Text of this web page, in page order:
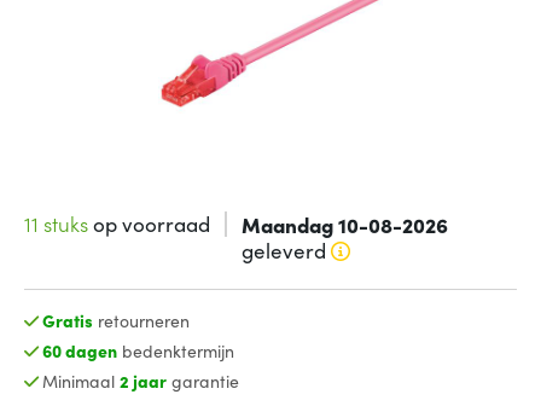
11 stuksop voorraad Maandag 10-08-2026
geleverd
Gratis retourneren
60 dagenbedenktermijn
Minimaal 2 jaargarantie